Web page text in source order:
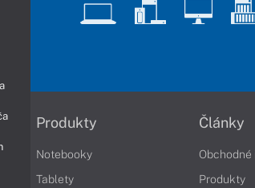
Produkty
Notebooky
Tablety
Články
Produkty